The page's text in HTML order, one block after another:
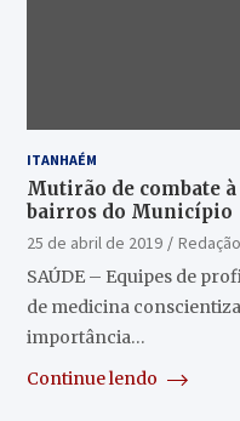
ITANHAÉM
Mutirão de combate
bairros do Município
25 de abril de 2019
SAÚDE – Equipes de
de medicina
importância…
Continue lendo